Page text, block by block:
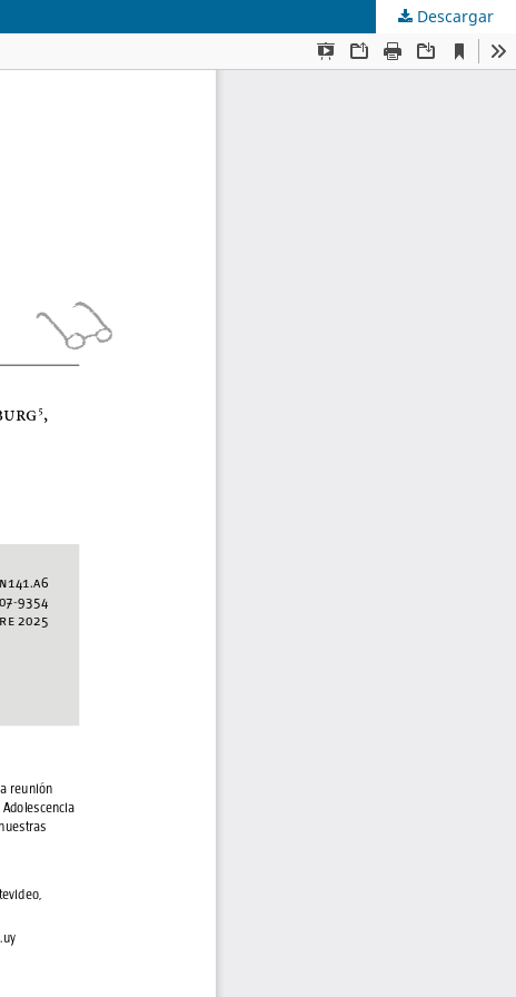
Descargar